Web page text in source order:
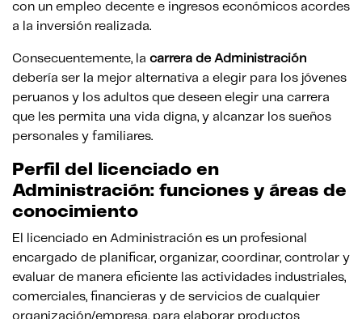
con un empleo decente e ingresos económicos acordes
a la inversión realizada.
Consecuentemente, la carrera de Administración
debería ser la mejor alternativa a elegir para los jóvenes
peruanos y los adultos que deseen elegir una carrera
que les permita una vida digna, y alcanzar los sueños
personales y familiares.
Perfil del licenciado en
Administración: funciones y áreas de
conocimiento
El licenciado en Administración es un profesional
encargado de planificar, organizar, coordinar, controlar y
evaluar de manera eficiente las actividades industriales,
comerciales, financieras y de servicios de cualquier
organización/empresa, para elaborar productos